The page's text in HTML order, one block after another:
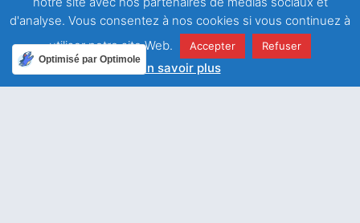
d'analyse. Vous consentez à nos cookies si vous continuez à
utiliser notre site Web.
Accepter Refuser
En savoir plus
Optimisé par Optimole